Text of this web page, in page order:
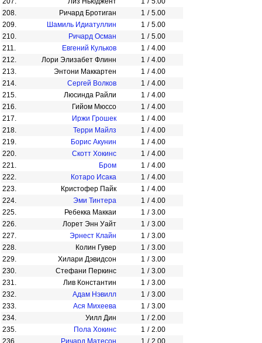
208.
Ричард Бротиган 1 / 5.00
209.
Шамиль Идиатуллин 1 / 5.00
210.
Ричард Осман 1 / 5.00
211.
Евгений Кульков 1 / 4.00
212.
Лори Элизабет Флинн 1 / 4.00
213.
Энтони Маккартен 1 / 4.00
214.
Сергей Волков 1 / 4.00
215.
Люсинда Райли 1 / 4.00
216.
Гийом Мюссо 1 / 4.00
217.
Иржи Грошек 1 / 4.00
218.
Терри Майлз 1 / 4.00
219.
Борис Акунин 1 / 4.00
220.
Скотт Хокинс 1 / 4.00
221.
Бром 1 / 4.00
222.
Котаро Исака 1 / 4.00
223.
Кристофер Пайк 1 / 4.00
224.
Эми Тинтера 1 / 4.00
225.
Ребекка Маккаи 1 / 3.00
226.
Лорет Энн Уайт 1 / 3.00
227.
Эрнест Клайн 1 / 3.00
228.
Колин Гувер 1 / 3.00
229.
Хилари Дэвидсон 1 / 3.00
230.
Стефани Перкинс 1 / 3.00
231.
Лив Константин 1 / 3.00
232.
Адам Нэвилл 1 / 3.00
233.
Ася Михеева 1 / 3.00
234.
Уилл Дин 1 / 2.00
235.
Пола Хокинс 1 / 2.00
236.
Ричард Матесон 1 / 2.00